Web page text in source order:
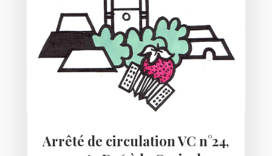
Arrêté de circulation VC n°24,